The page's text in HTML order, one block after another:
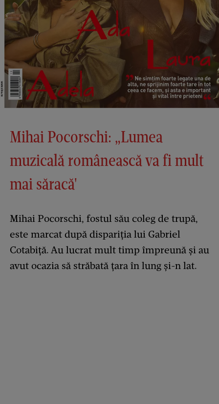
Mihai Pocorschi: „Lumea
muzicală românească va fi mult
mai săracă'
Mihai Pocorschi, fostul său coleg de trupă,
este marcat după dispariția lui Gabriel
Cotabiță. Au lucrat mult timp împreună și au
avut ocazia să străbată țara în lung și-n lat.